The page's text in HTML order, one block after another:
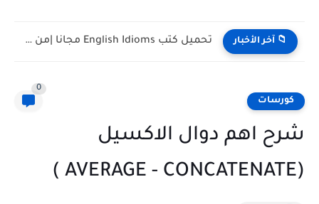
📁 آخر الأخبار تحميل كتب English Idioms مجانا |من كامبريدج English Phrasal Verbs...
كورسات
0
شرح اهم دوال الاكسيل
(AVERAGE - CONCATENATE )